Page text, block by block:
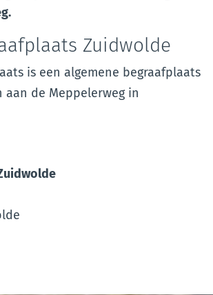
Zuidwolde
is een algemene begraafplaats
de Meppelerweg in